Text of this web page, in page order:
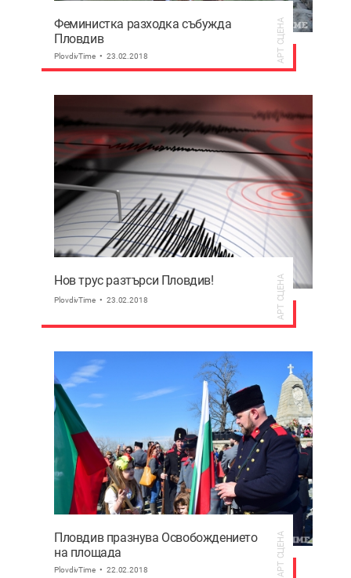
Феминистка разходка събужда
Пловдив
PlovdivTime 23.02.2018 АРТ СЦЕНА
Нов трус разтърси Пловдив!
PlovdivTime 23.02.2018 АРТ СЦЕНА
Пловдив празнува Освобождението
на площада
PlovdivTime 22.02.2018 АРТ СЦЕНА